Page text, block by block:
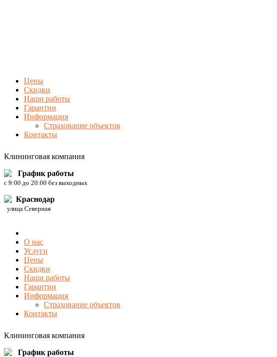
Цены
Скидки
Наши работы
Гарантии
Информация
Страхование объектов
Контакты
Клининговая компания
График работы
c 9:00 до 20:00 без выходных
Краснодар
улица Северная
О нас
Услуги
Цены
Скидки
Наши работы
Гарантии
Информация
Страхование объектов
Контакты
Клининговая компания
График работы